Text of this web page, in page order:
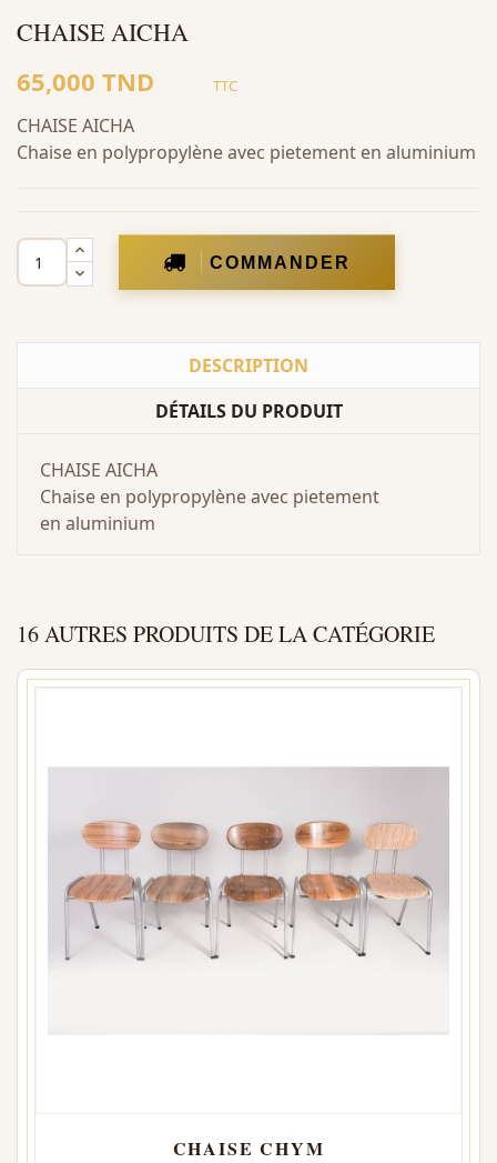
CHAISE AICHA
65,000 TND TTC
CHAISE AICHA
Chaise en polypropylène avec pietement en aluminium
COMMANDER
DESCRIPTION
DÉTAILS DU PRODUIT
CHAISE AICHA
Chaise en polypropylène avec pietement
en aluminium
16 AUTRES PRODUITS DE LA CATÉGORIE
CHAISE CHYM